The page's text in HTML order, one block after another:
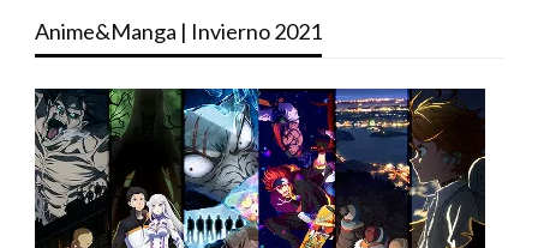
Anime&Manga | Invierno 2021